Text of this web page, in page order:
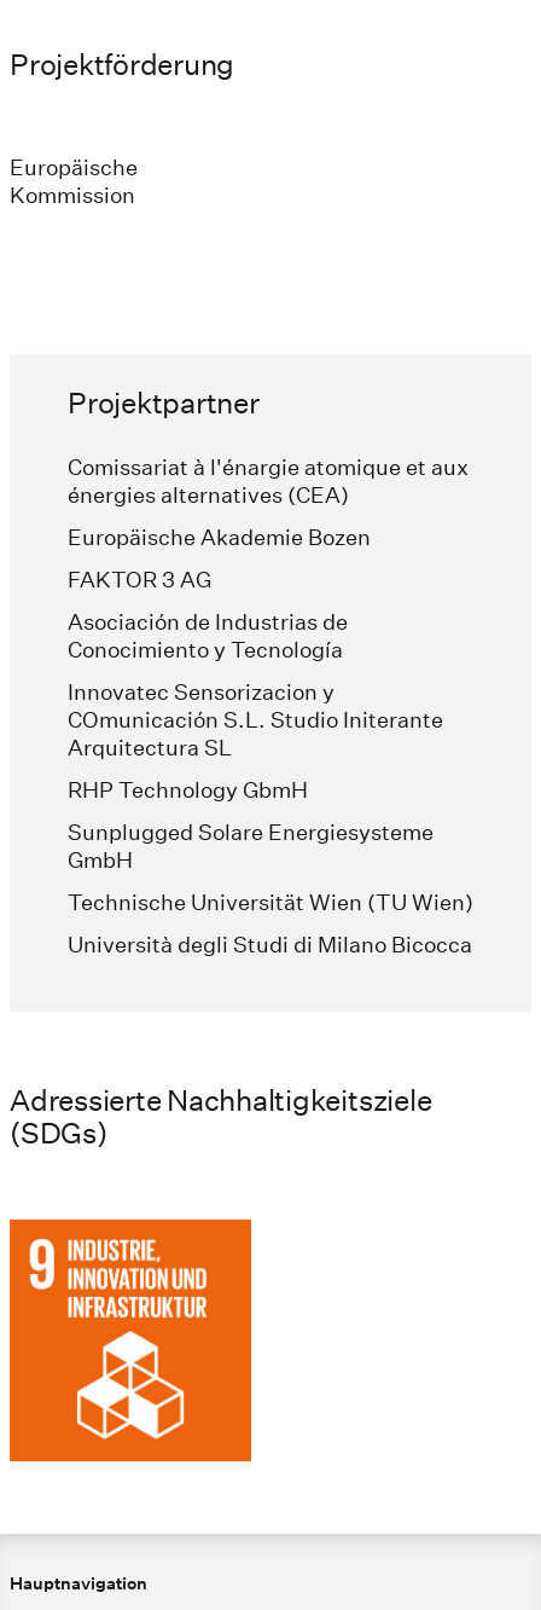
Projektförderung
Europäische
Kommission
Projektpartner
Comissariat à l'énargie atomique et aux
énergies alternatives (CEA)
Europäische Akademie Bozen
FAKTOR 3 AG
Asociación de Industrias de
Conocimiento y Tecnología
Innovatec Sensorizacion y
COmunicación S.L. Studio Initerante
Arquitectura SL
RHP Technology GbmH
Sunplugged Solare Energiesysteme
GmbH
Technische Universität Wien (TU Wien)
Università degli Studi di Milano Bicocca
Adressierte Nachhaltigkeitsziele
(SDGs)
Hauptnavigation